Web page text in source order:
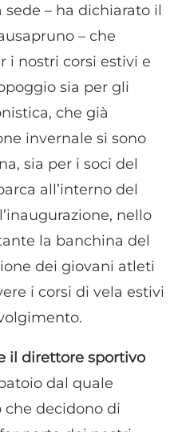
– ha dichiarato il
– che
i nostri corsi estivi e
sia per gli
che già
invernale si sono
sia per i soci del
all’interno del
nello
la banchina del
dei giovani atleti
i corsi di vela estivi
il direttore sportivo
dal quale
decidono di